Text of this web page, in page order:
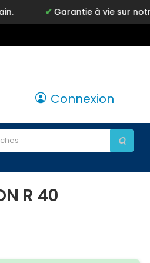
Garantie à vie sur notre
Connexion
R 40